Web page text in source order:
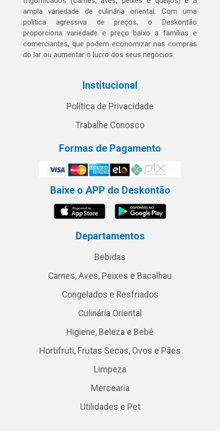
ampla variedade de culinária oriental. Com uma
política agressiva de preços, o Deskontão
proporciona variedade e preço baixo a famílias e
comerciantes, que podem economizar nas compras
do lar ou aumentar o lucro dos seus negócios.
Institucional
Política de Privacidade
Trabalhe Conosco
Formas de Pagamento
Baixe o APP do Deskontão
Departamentos
Bebidas
Carnes, Aves, Peixes e Bacalhau
Congelados e Resfriados
Culinária Oriental
Higiene, Beleza e Bebê
Hortifruti, Frutas Secas, Ovos e Pães
Limpeza
Mercearia
Utilidades e Pet